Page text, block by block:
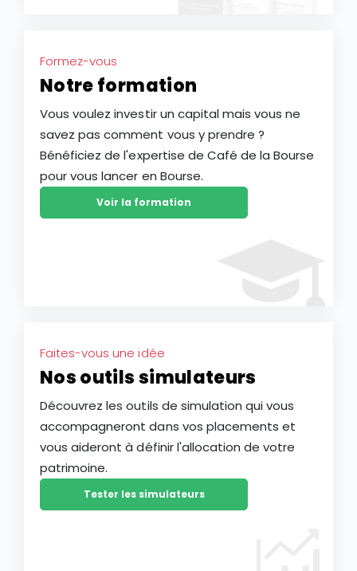
Formez-vous
Notre formation
Vous voulez investir un capital mais vous ne
savez pas comment vous y prendre ?
Bénéficiez de l'expertise de Café de la Bourse
pour vous lancer en Bourse.
Voir la formation
Faites-vous une idée
Nos outils simulateurs
Découvrez les outils de simulation qui vous
accompagneront dans vos placements et
vous aideront à définir l'allocation de votre
patrimoine.
Tester les simulateurs